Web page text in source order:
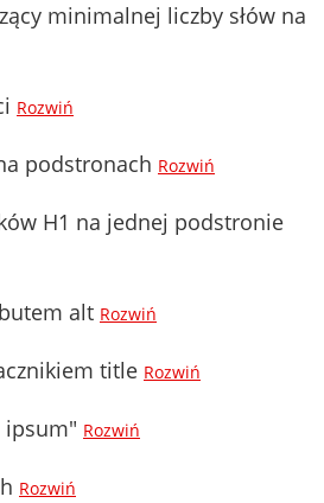
minimalnej liczby słów na
Rozwiń
podstronach Rozwiń
H1 na jednej podstronie
alt Rozwiń
title Rozwiń
ipsum" Rozwiń
Rozwiń